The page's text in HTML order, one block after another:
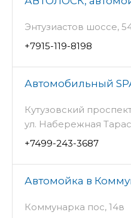
Энтузиастов шоссе,
+7915-119-8198
Автомобильный
Кутузовский
ул. Набережная
+7499-243-3687
Автомойка в
Коммунарка пос, 14в